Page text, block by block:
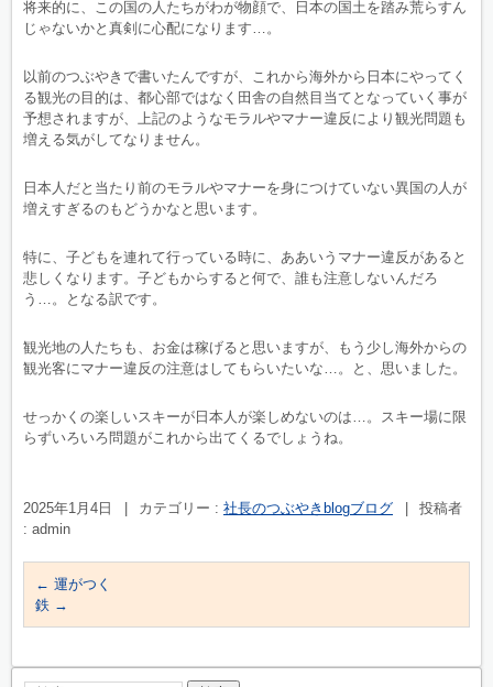
将来的に、この国の人たちがわが物顔で、日本の国土を踏み荒らすん
じゃないかと真剣に心配になります…。
以前のつぶやきで書いたんですが、これから海外から日本にやってく
る観光の目的は、都心部ではなく田舎の自然目当てとなっていく事が
予想されますが、上記のようなモラルやマナー違反により観光問題も
増える気がしてなりません。
日本人だと当たり前のモラルやマナーを身につけていない異国の人が
増えすぎるのもどうかなと思います。
特に、子どもを連れて行っている時に、ああいうマナー違反があると
悲しくなります。子どもからすると何で、誰も注意しないんだろ
う…。となる訳です。
観光地の人たちも、お金は稼げると思いますが、もう少し海外からの
観光客にマナー違反の注意はしてもらいたいな…。と、思いました。
せっかくの楽しいスキーが日本人が楽しめないのは…。スキー場に限
らずいろいろ問題がこれから出てくるでしょうね。
2025年1月4日 カテゴリー : 社長のつぶやきblogブログ
投稿者
: admin
← 運がつく
鉄 →